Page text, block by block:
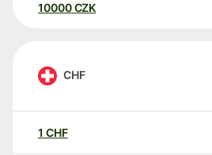
10000 CZK
CHF
1 CHF